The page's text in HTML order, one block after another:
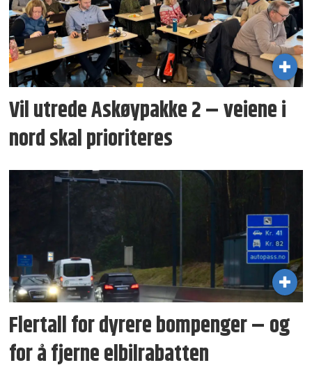
Vil utrede Askøypakke 2 – veiene i
nord skal prioriteres
Flertall for dyrere bompenger – og
for å fjerne elbilrabatten